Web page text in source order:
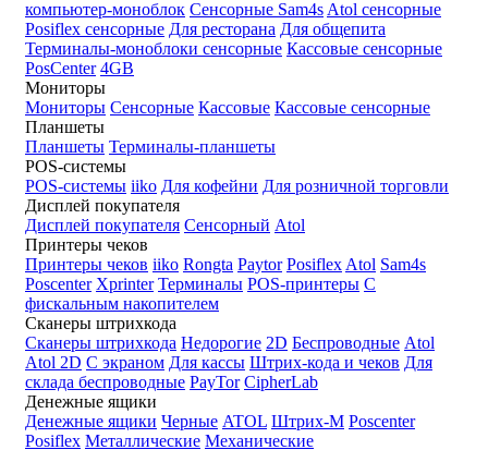
компьютер-моноблок Сенсорные Sam4s Atol сенсорные
Posiflex сенсорные Для ресторана Для общепита
Терминалы-моноблоки сенсорные Кассовые сенсорные
PosCenter 4GB
Мониторы
Мониторы Сенсорные Кассовые Кассовые сенсорные
Планшеты
Планшеты Терминалы-планшеты
POS-системы
POS-системы iiko Для кофейни Для розничной торговли
Дисплей покупателя
Дисплей покупателя Сенсорный Atol
Принтеры чеков
Принтеры чеков iiko Rongta Paytor Posiflex Atol Sam4s
Poscenter Xprinter Терминалы POS-принтеры С
фискальным накопителем
Сканеры штрихкода
Сканеры штрихкода Недорогие 2D Беспроводные Atol
Atol 2D С экраном Для кассы Штрих-кода и чеков Для
склада беспроводные PayTor CipherLab
Денежные ящики
Денежные ящики Черные ATOL Штрих-М Poscenter
Posiflex Металлические Механические